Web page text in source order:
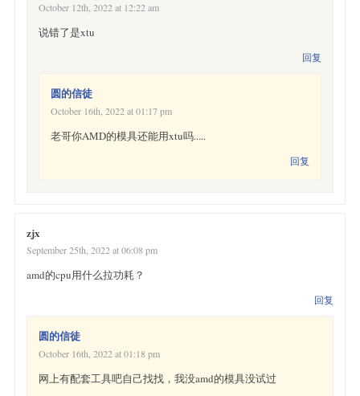
October 12th, 2022 at 12:22 am
说错了是xtu
回复
圆的信徒
October 16th, 2022 at 01:17 pm
老哥你AMD的模具还能用xtu吗.....
回复
zjx
September 25th, 2022 at 06:08 pm
amd的cpu用什么拉功耗？
回复
圆的信徒
October 16th, 2022 at 01:18 pm
网上有配套工具吧自己找找，我没amd的模具没试过